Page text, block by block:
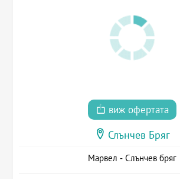
виж офертата
Слънчев Бряг
Марвел - Слънчев бряг